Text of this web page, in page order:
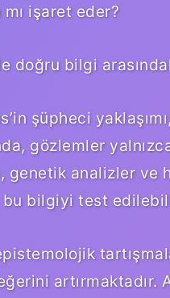
işaret eder?
doğru bilgi
şüpheci
gözlemler
genetik analizler ve
bilgiyi test
artırmaktadır.